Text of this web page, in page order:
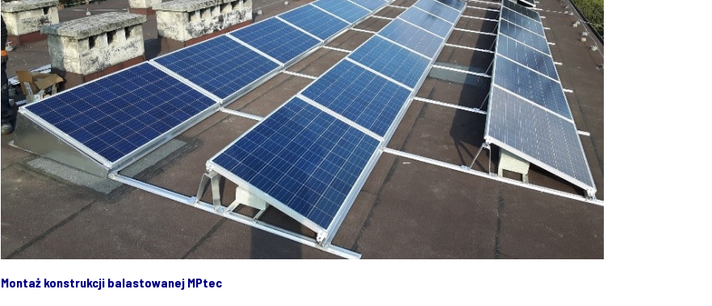
Montaż konstrukcji balastowanej MPtec